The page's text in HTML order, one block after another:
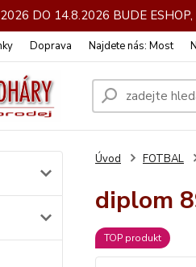
DO 14.8.2026 BUDE
Doprava Najdete nás: Most
Úvod FOTBAL
diplom
TOP produkt